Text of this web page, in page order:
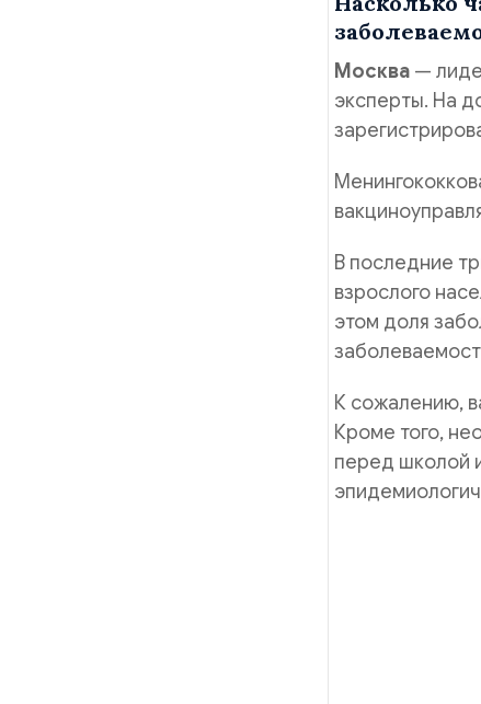
Москва —
эксперты. На
В последние
взрослого
этом доля
К сожалению,
Кроме того,
перед школой